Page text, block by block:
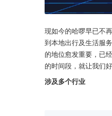
现如今的哈啰早已不
到本地出行及生活服
的地位愈发重要，已
的时间段，就让我们
涉及多个行业